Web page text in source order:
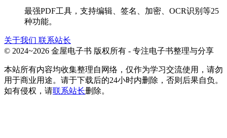
最强PDF工具，支持编辑、签名、加密、OCR识别等25
种功能。
关于我们 联系站长
© 2024~2026 金屋电子书 版权所有 - 专注电子书整理与分享
本站所有内容均收集整理自网络，仅作为学习交流使用，请勿
用于商业用途。请于下载后的24小时内删除，否则后果自负。
如有侵权，请联系站长删除。